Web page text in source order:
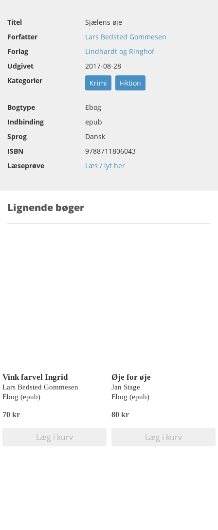
Titel
Sjælens øje
Forfatter
Lars Bedsted Gommesen
Forlag
Lindhardt og Ringhof
Udgivet
2017-08-28
Kategorier
Krimi Fiktion
Bogtype
Ebog
Indbinding
epub
Sprog
Dansk
ISBN
9788711806043
Læseprøve
Læs / lyt her
Lignende bøger
Vink farvel Ingrid
Lars Bedsted Gommesen
Ebog (epub)
70 kr
Læg i kurv
Øje for øje
Jan Stage
Ebog (epub)
80 kr
Læg i kurv